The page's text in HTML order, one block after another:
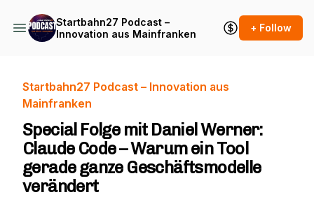
Startbahn27 Podcast –
Innovation aus Mainfranken
+ Follow
Startbahn27 Podcast – Innovation aus
Mainfranken
Special Folge mit Daniel Werner:
Claude Code – Warum ein Tool
gerade ganze Geschäftsmodelle
verändert